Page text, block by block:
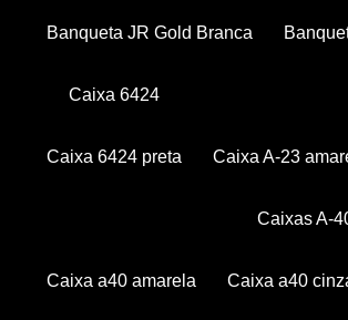
Banqueta JR Gold Branca
Caixa 6424
Caixa 6424 preta Caixa A-23
Caixas A-
Caixa a40 amarela Caixa a40